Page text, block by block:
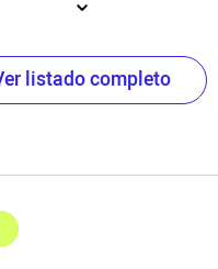
listado completo